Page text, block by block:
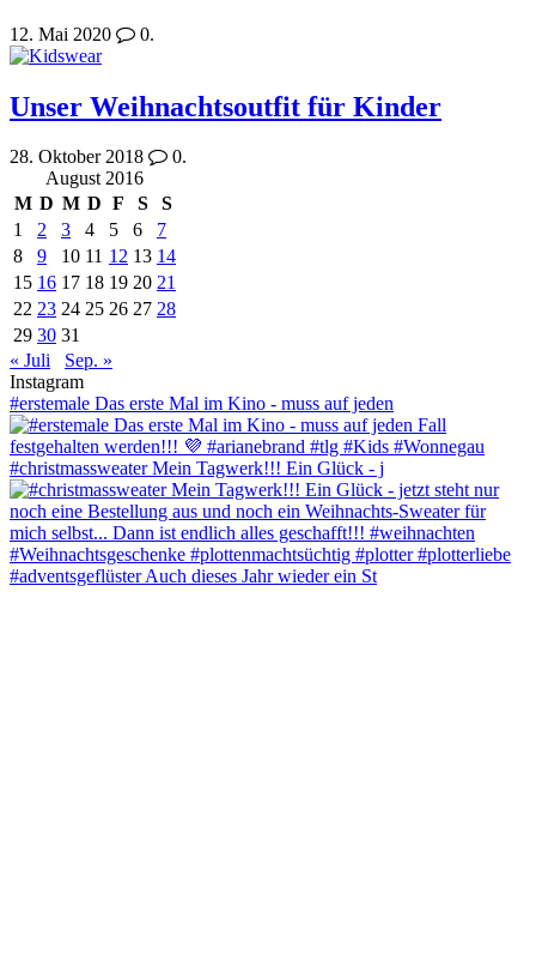
12. Mai 2020 0.
Unser Weihnachtsoutfit für Kinder
28. Oktober 2018
0.
August 2016
M D M D F S
S
1
2 3 4 5 6
7
8
9 10 11 12 13 14
15 16 17 18 19 20 21
22 23 24 25 26 27 28
29 30 31
« Juli
Sep. »
Instagram
#erstemale Das erste Mal im Kino - muss auf jeden
#christmassweater Mein Tagwerk!!! Ein Glück - j
#adventsgeflüster Auch dieses Jahr wieder ein St